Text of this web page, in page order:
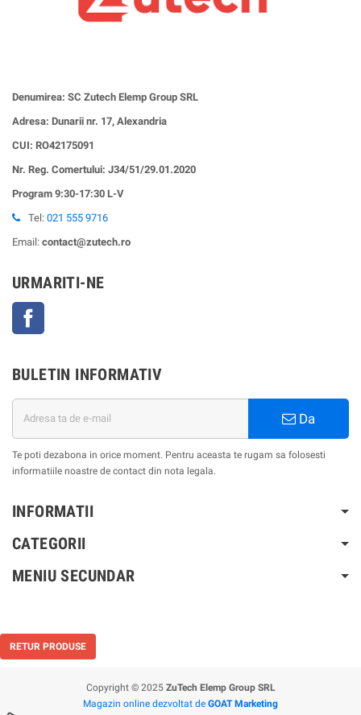
Denumirea: SC Zutech Elemp Group SRL
Adresa: Dunarii nr. 17, Alexandria
CUI: RO42175091
Nr. Reg. Comertului: J34/51/29.01.2020
Program 9:30-17:30 L-V
Tel: 021 555 9716
Email: contact@zutech.ro
URMARITI-NE
BULETIN INFORMATIV
Da
Te poti dezabona in orice moment. Pentru aceasta te rugam sa folosesti
informatiile noastre de contact din nota legala.
INFORMATII
CATEGORII
MENIU SECUNDAR
RETUR PRODUSE
Copyright © 2025 ZuTech Elemp Group SRL
Magazin online dezvoltat de GOAT Marketing